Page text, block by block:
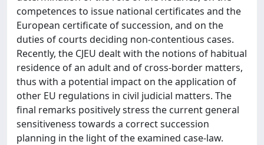
competences to issue national certificates and the
European certificate of succession, and on the
duties of courts deciding non-contentious cases.
Recently, the CJEU dealt with the notions of habitual
residence of an adult and of cross-border matters,
thus with a potential impact on the application of
other EU regulations in civil judicial matters. The
final remarks positively stress the current general
sensitiveness towards a correct succession
planning in the light of the examined case-law.